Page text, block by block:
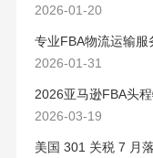
2026-01-20
2026-01-31
2026-03-19